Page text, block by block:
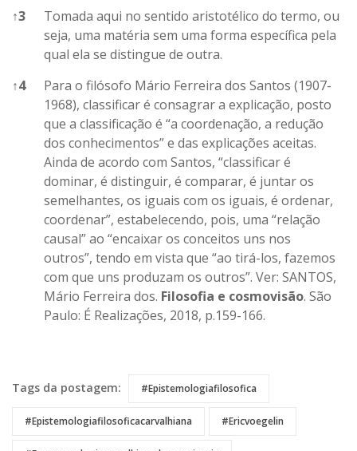
↑3
Tomada aqui no sentido aristotélico do termo, ou
seja, uma matéria sem uma forma específica pela
qual ela se distingue de outra.
↑4
Para o filósofo Mário Ferreira dos Santos (1907-
1968), classificar é consagrar a explicação, posto
que a classificação é “a coordenação, a redução
dos conhecimentos” e das explicações aceitas.
Ainda de acordo com Santos, “classificar é
dominar, é distinguir, é comparar, é juntar os
semelhantes, os iguais com os iguais, é ordenar,
coordenar”, estabelecendo, pois, uma “relação
causal” ao “encaixar os conceitos uns nos
outros”, tendo em vista que “ao tirá-los, fazemos
com que uns produzam os outros”. Ver: SANTOS,
Mário Ferreira dos. Filosofia e cosmovisão. São
Paulo: É Realizações, 2018, p.159-166.
Tags da postagem: #epistemologiafilosofica
#epistemologiafilosoficacarvalhiana #Ericvoegelin